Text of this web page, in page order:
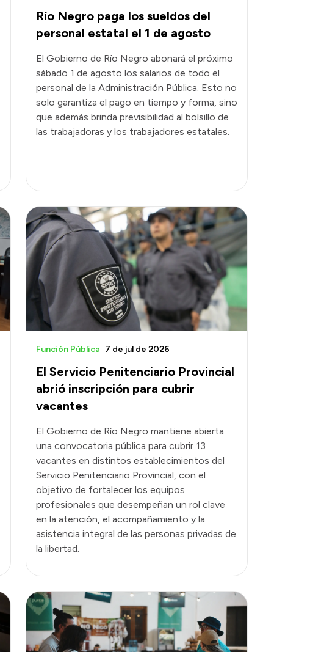
Río Negro paga los sueldos del
personal estatal el 1 de agosto
El Gobierno de Río Negro abonará el próximo
sábado 1 de agosto los salarios de todo el
personal de la Administración Pública. Esto no
solo garantiza el pago en tiempo y forma, sino
que además brinda previsibilidad al bolsillo de
las trabajadoras y los trabajadores estatales.
El Servicio Penitenciario Provincial
abrió inscripción para cubrir
vacantes
Función Pública 7 de jul de 2026
El Gobierno de Río Negro mantiene abierta
una convocatoria pública para cubrir 13
vacantes en distintos establecimientos del
Servicio Penitenciario Provincial, con el
objetivo de fortalecer los equipos
profesionales que desempeñan un rol clave
en la atención, el acompañamiento y la
asistencia integral de las personas privadas de
la libertad.